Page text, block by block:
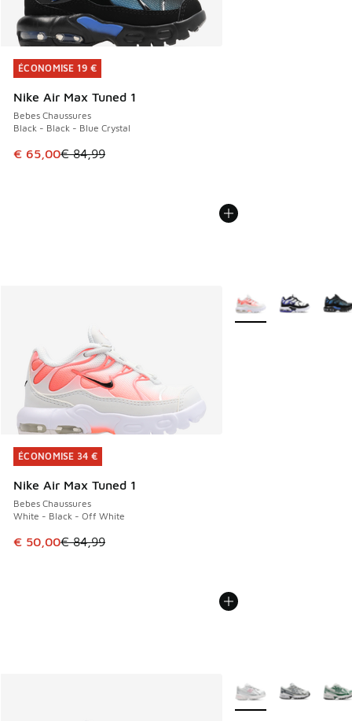
ÉCONOMISE 19 €
Nike Air Max Tuned 1
Bebes Chaussures
Black - Black - Blue Crystal
Cet article est en promotion. Prix en baisse de € 84,99 à
€ 65,00€ 84,99
ÉCONOMISE 19 €
ÉCONOMISE 34 €
Nike Air Max Tuned 1
Bebes Chaussures
White - Black - Off White
Cet article est en promotion. Prix en baisse de € 84,99 à
€ 50,00€ 84,99
ÉCONOMISE 34 €
Plus de couleurs
Plus de couleurs